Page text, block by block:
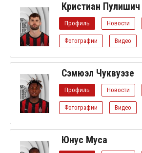
Кристиан Пулишич
Профиль Новости
Фотографии Видео
Сэмюэл Чуквуэзе
Профиль Новости
Фотографии Видео
Юнус Муса